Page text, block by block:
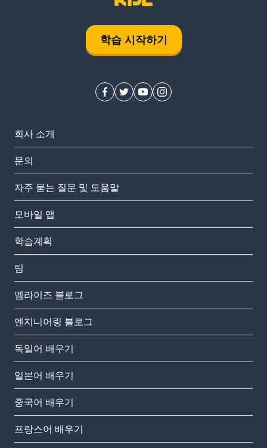
학습 시작하기
회사 소개
문의
자주 묻는 질문 및 도움말
모바일 앱
학습계획
팀
멤라이즈 블로그
엔지니어링 블로그
독일어 배우기
일본어 배우기
중국어 배우기
프랑스어 배우기